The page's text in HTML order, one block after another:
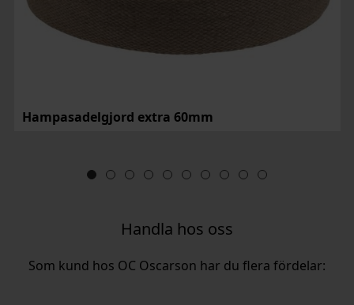
Hampasadelgjord extra 60mm
Handla hos oss
Som kund hos OC Oscarson har du flera fördelar: